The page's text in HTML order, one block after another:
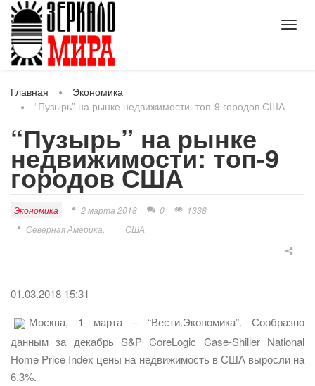
Главная
Экономика
“Пузырь” на рынке недвижимости: топ-9 городов США
“Пузырь” на рынке
недвижимости: топ-9
городов США
Экономика 2 марта 2018 0
1338
Северная Америка
США
01.03.2018 15:31
Москва, 1 марта – “Вести.Экономика”. Сообразно
данным за декабрь S&P CoreLogic Case-Shiller National
Home Price Index цены на недвижимость в США выросли на
6,3%.